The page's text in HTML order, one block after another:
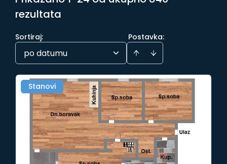
rezultata
Postavka:
Sortiraj:
po datumu
Stanovi